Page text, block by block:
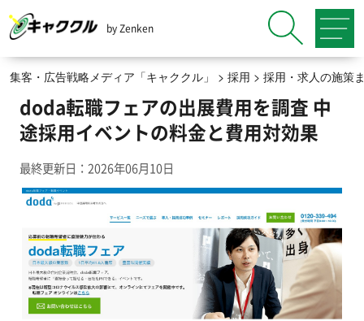
by Zenken
集客・広告戦略メディア「キャククル」 > 採用 > 採用・求人の施策
doda転職フェアの出展費用を調査 中
途採用イベントの料金と費用対効果
最終更新日：2026年06月10日